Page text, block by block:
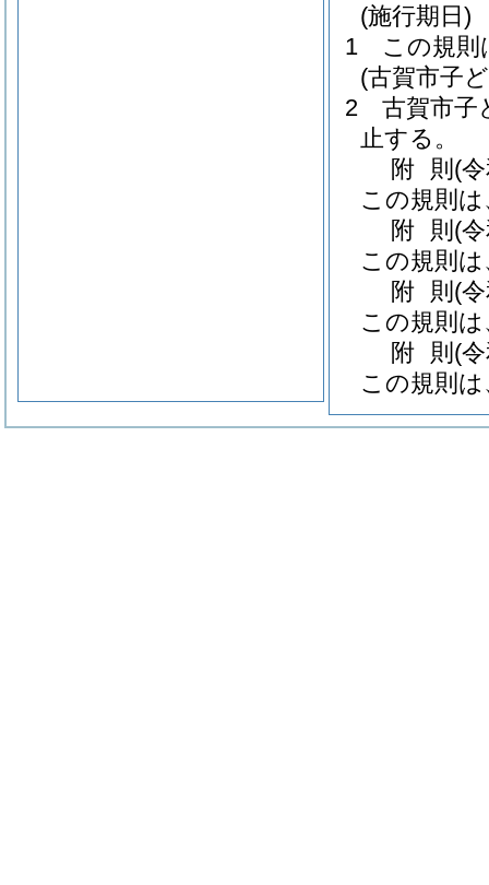
(施行期日)
1
この規則
(古賀市子
2
古賀市子
止する。
附 則 (
この規則
附 則 (
この規則
附 則 (
この規則
附 則 (
この規則